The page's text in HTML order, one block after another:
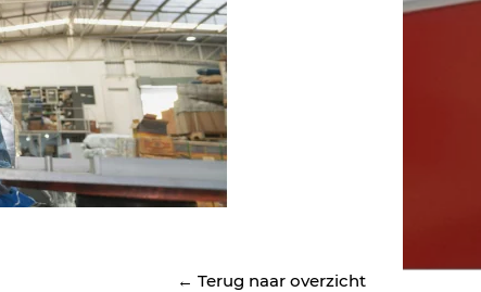
← Terug naar overzicht